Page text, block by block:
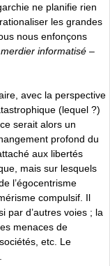
ne planifie rien
les grandes
nous enfonçons
merdier informatisé –
avec la perspective
(lequel ?)
serait alors un
profond du
aux libertés
mais sur lesquels
l’égocentrisme
compulsif. Il
par d’autres voies ; la
menaces de
etc. Le